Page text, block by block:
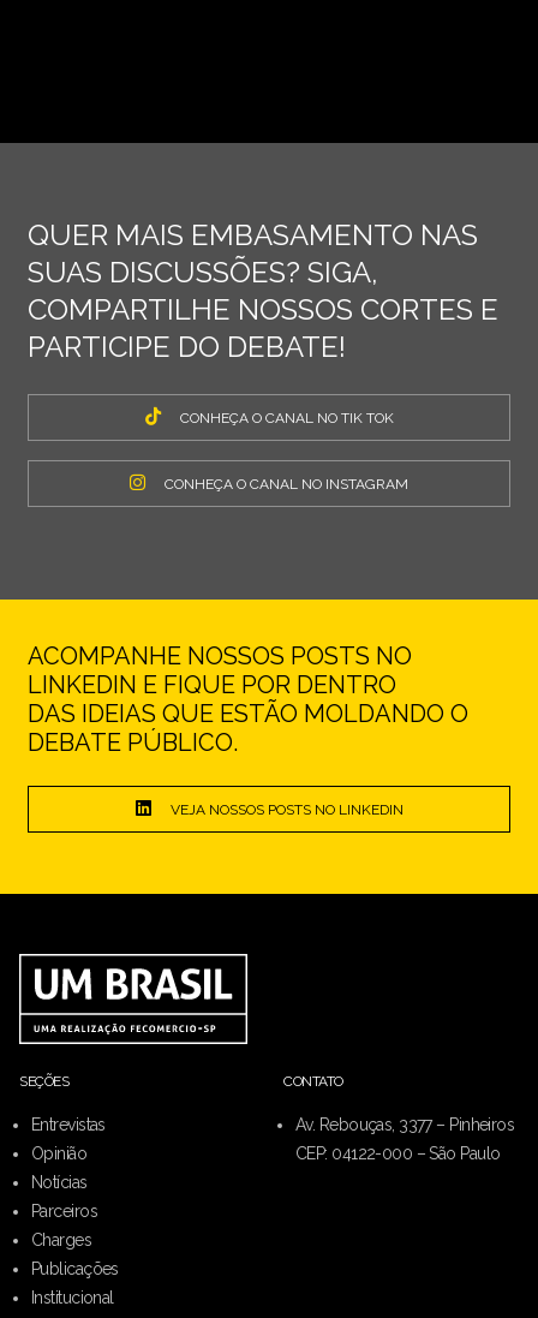
QUER MAIS EMBASAMENTO NAS
SUAS DISCUSSÕES? SIGA,
COMPARTILHE NOSSOS CORTES E
PARTICIPE DO DEBATE!
CONHEÇA O CANAL NO TIK TOK
CONHEÇA O CANAL NO INSTAGRAM
ACOMPANHE NOSSOS POSTS NO
LINKEDIN E FIQUE POR DENTRO
DAS IDEIAS QUE ESTÃO MOLDANDO O
DEBATE PÚBLICO.
VEJA NOSSOS POSTS NO LINKEDIN
SEÇÕES
Entrevistas
Opinião
Notícias
Parceiros
Charges
Publicações
Institucional
CONTATO
Av. Rebouças, 3377 – Pinheiros
CEP: 04122-000 – São Paulo